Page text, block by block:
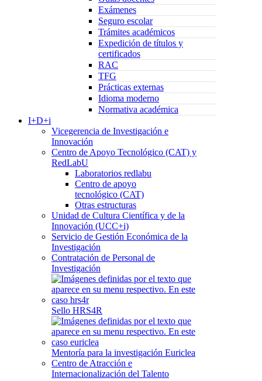
Exámenes
Seguro escolar
Trámites académicos
Expedición de títulos y
certificados
RAC
TFG
Prácticas externas
Idioma moderno
Normativa académica
I+D+i
Vicegerencia de Investigación e
Innovación
Centro de Apoyo Tecnológico (CAT) y
RedLabU
Laboratorios redlabu
Centro de apoyo
tecnológico (CAT)
Otras estructuras
Unidad de Cultura Científica y de la
Innovación (UCC+i)
Servicio de Gestión Económica de la
Investigación
Contratación de Personal de
Investigación
Sello HRS4R
Mentoría para la investigación Euriclea
Centro de Atracción e
Internacionalización del Talento